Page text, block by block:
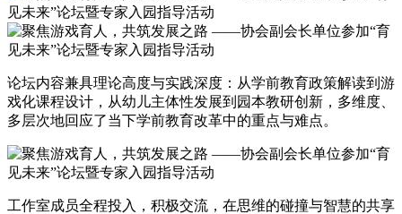
论坛内容兼具理论高度与实践深度：从学前教育政策解读到游
戏化课程设计，从幼儿主体性发展到园本教研创新，多维度、
多层次地回应了当下学前教育改革中的重点与难点。
工作室成员全程投入，积极交流，在思维的碰撞与智慧的共享